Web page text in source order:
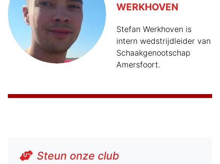
WERKHOVEN
Stefan Werkhoven is
intern wedstrijdleider van
Schaakgenootschap
Amersfoort.
Steun onze club